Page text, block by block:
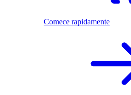
Comece rapidamente